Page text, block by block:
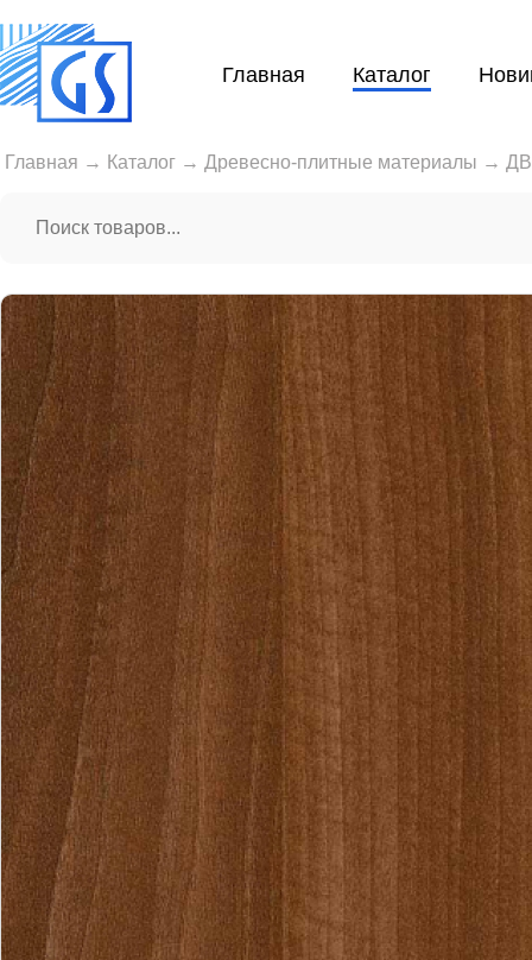
Главная Каталог
Главная → Каталог → Древесно-плитные материалы →